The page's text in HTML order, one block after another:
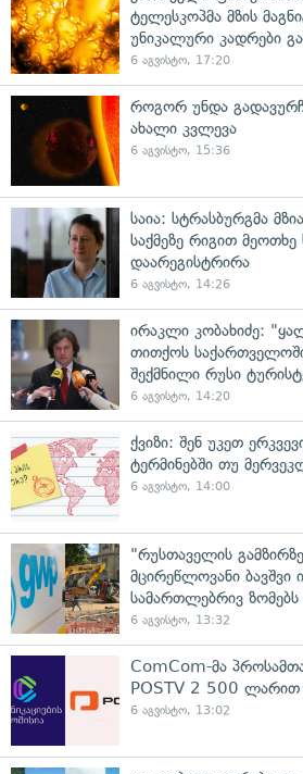
ტელესკოპმა მზის
უნიკალური კადრები
6 აგვისტო, 17:20
როგორ უნდა
ახალი კვლევა
6 აგვისტო, 15:36
საია: სტრასბურგმა
საქმეზე რიგით მეოთხე
დაარეგისტრირა
6 აგვისტო, 14:26
ირაკლი კობახიძე:
თითქოს
შექმნილი რუსი
6 აგვისტო, 14:20
ქვიზი: შენ უკეთ
ტერმინებში თუ
6 აგვისტო, 14:00
"რუსთაველის
მცირეწლოვანი
სამართლებრივ ზომებს
6 აგვისტო, 13:32
ComCom-მა
POSTV 2 500 ლარით
6 აგვისტო, 13:02